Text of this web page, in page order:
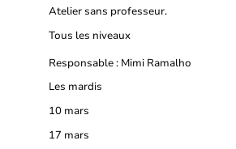
Atelier sans professeur.
Tous les niveaux
Responsable : Mimi Ramalho
Les mardis
10 mars
17 mars